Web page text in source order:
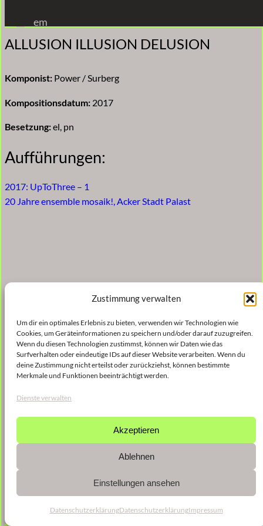
Zustimmung verwalten
Um dir ein optimales Erlebnis zu bieten, verwenden wir Technologien wie
Cookies, um Geräteinformationen zu speichern und/oder darauf zuzugreifen.
Wenn du diesen Technologien zustimmst, können wir Daten wie das
Surfverhalten oder eindeutige IDs auf dieser Website verarbeiten. Wenn du
deine Zustimmung nicht erteilst oder zurückziehst, können bestimmte
Merkmale und Funktionen beeinträchtigt werden.
Dienste verwalten
Akzeptieren
Ablehnen
Einstellungen ansehen
DatenschutzerklärungDatenschutzerklärungImpressum
Inhalt
springen
em
ALLUSION ILLUSION DELUSION
Komponist: Power / Surberg
Kompositionsdatum: 2017
Besetzung:el, pn
Aufführungen:
2017: UpToThree – 1
20 Jahre ensemble mosaik!, Acker Stadt Palast